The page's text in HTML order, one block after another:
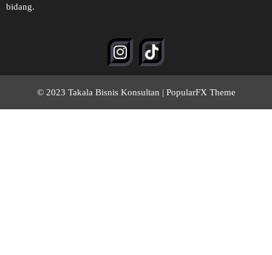
bidang.
© 2023 Takala Bisnis Konsultan | PopularFX Theme